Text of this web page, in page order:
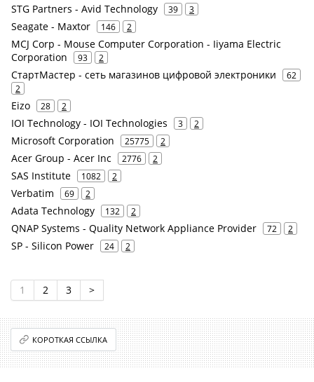
STG Partners - Avid Technology 39 3
Seagate - Maxtor 146 2
MCJ Corp - Mouse Computer Corporation - Iiyama Electric
Corporation
93 2
СтартМастер - сеть магазинов цифровой электроники
62
2
Eizo 28 2
IOI Technology - IOI Technologies 3 2
Microsoft Corporation 25775 2
Acer Group - Acer Inc 2776 2
SAS Institute 1082 2
Verbatim 69 2
Adata Technology 132 2
QNAP Systems - Quality Network Appliance Provider 72 2
SP - Silicon Power 24 2
1 2 3 >
КОРОТКАЯ ССЫЛКА